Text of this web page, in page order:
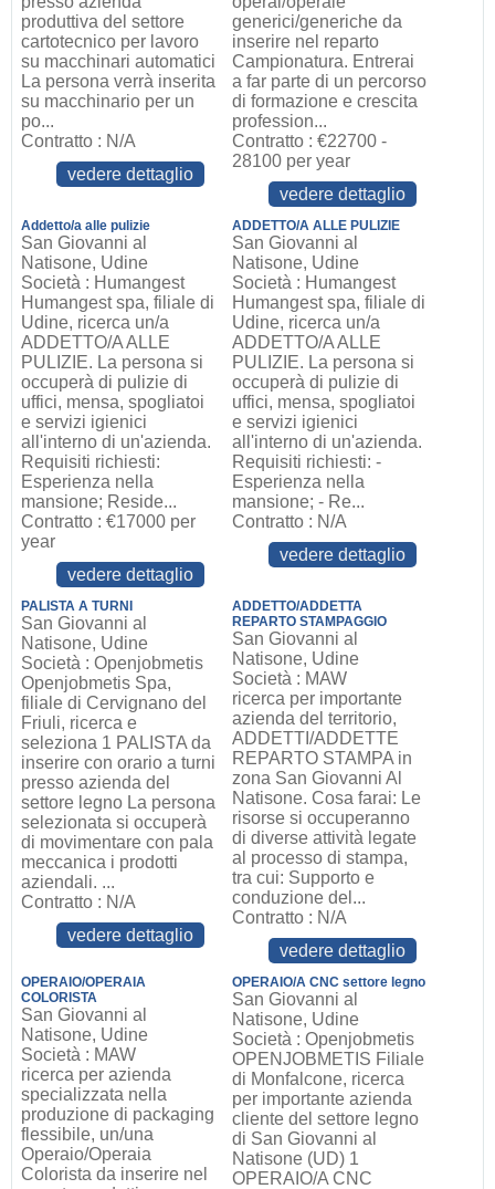
produttiva del settore
cartotecnico per lavoro
su macchinari automatici
La persona verrà inserita
su macchinario per un
po...
Contratto : N/A
vedere dettaglio
generici/generiche da
inserire nel reparto
Campionatura. Entrerai
a far parte di un percorso
di formazione e crescita
profession...
Contratto : €22700 -
28100 per year
vedere dettaglio
Addetto/a alle pulizie
San Giovanni al
Natisone, Udine
Società : Humangest
Humangest spa, filiale di
Udine, ricerca un/a
ADDETTO/A ALLE
PULIZIE. La persona si
occuperà di pulizie di
uffici, mensa, spogliatoi
e servizi igienici
all'interno di un'azienda.
Requisiti richiesti:
Esperienza nella
mansione; Reside...
Contratto : €17000 per
year
vedere dettaglio
ADDETTO/A ALLE PULIZIE
San Giovanni al
Natisone, Udine
Società : Humangest
Humangest spa, filiale di
Udine, ricerca un/a
ADDETTO/A ALLE
PULIZIE. La persona si
occuperà di pulizie di
uffici, mensa, spogliatoi
e servizi igienici
all'interno di un'azienda.
Requisiti richiesti: -
Esperienza nella
mansione; - Re...
Contratto : N/A
vedere dettaglio
PALISTA A TURNI
San Giovanni al
Natisone, Udine
Società : Openjobmetis
Openjobmetis Spa,
filiale di Cervignano del
Friuli, ricerca e
seleziona 1 PALISTA da
inserire con orario a turni
presso azienda del
settore legno La persona
selezionata si occuperà
di movimentare con pala
meccanica i prodotti
aziendali. ...
Contratto : N/A
vedere dettaglio
ADDETTO/ADDETTA
REPARTO STAMPAGGIO
San Giovanni al
Natisone, Udine
Società : MAW
ricerca per importante
azienda del territorio,
ADDETTI/ADDETTE
REPARTO STAMPA in
zona San Giovanni Al
Natisone. Cosa farai: Le
risorse si occuperanno
di diverse attività legate
al processo di stampa,
tra cui: Supporto e
conduzione del...
Contratto : N/A
vedere dettaglio
OPERAIO/OPERAIA
COLORISTA
San Giovanni al
Natisone, Udine
Società : MAW
ricerca per azienda
specializzata nella
produzione di packaging
flessibile, un/una
Operaio/Operaia
Colorista da inserire nel
OPERAIO/A CNC settore legno
San Giovanni al
Natisone, Udine
Società : Openjobmetis
OPENJOBMETIS Filiale
di Monfalcone, ricerca
per importante azienda
cliente del settore legno
di San Giovanni al
Natisone (UD) 1
OPERAIO/A CNC